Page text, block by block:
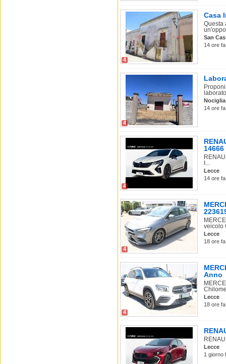
4
Casa
Questa
San
14 ore
4
Nociglia
14 ore
4
14666
I...
Lecce
14 ore
4
veicolo
Lecce
18 ore
4
Anno
Lecce
18 ore
Lecce
1 giorno